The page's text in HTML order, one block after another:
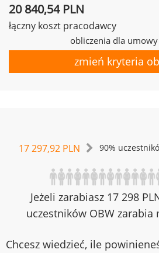
20 840,54 PLN
łączny koszt pracodawcy
obliczenia dla umowy
zmień kryteria
17 297,92 PLN 90%
Jeżeli zarabiasz 17 298
uczestników OBW zarabia
Chcesz wiedzieć, ile